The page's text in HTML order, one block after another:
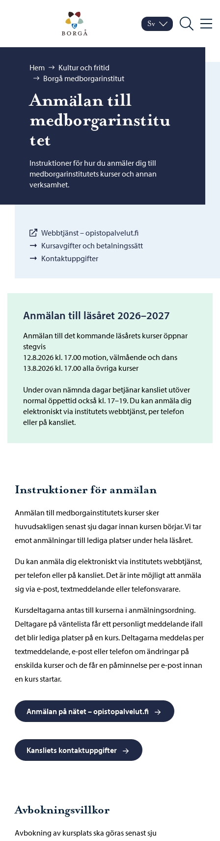
Porvoo – Gå till
Byt språk
Nuvarande språk:
Sv
Sök Meny
Bläddra:
Hem
Kultur och fritid
Borgå medborgarinstitut
Anmälan till
medborgarinstitu
tet
Instruktioner för hur du anmäler dig till
medborgarinstitutets kurser och annan
verksamhet.
Webbtjänst – opistopalvelut.fi
Kursavgifter och betalningssätt
Kontaktuppgifter
Anmälan till läsåret 2026–2027
Anmälan till det kommande läsårets kurser öppnar
stegvis
12.8.2026 kl. 17.00 motion, välmående och dans
13.8.2026 kl. 17.00 alla övriga kurser
Under ovan nämnda dagar betjänar kansliet utöver
normal öppettid också kl. 17–19. Du kan anmäla dig
elektroniskt via institutets webbtjänst, per telefon
eller på kansliet.
Instruktioner för anmälan
Anmälan till medborgainstitutets kurser sker
huvudsakligen senast sju dagar innan kursen börjar. Vi tar
emot anmälningar till lediga platser under hela läsåret.
Du kan anmäla dig elektroniskt via institutets webbtjänst,
per telefon eller på kansliet. Det är inte möjligt att anmäla
sig via e-post, textmeddelande eller telefonsvarare.
Kursdeltagarna antas till kurserna i anmälningsordning.
Deltagare på väntelista får ett personligt meddelande ifall
det blir lediga platser på en kurs. Deltagarna meddelas per
textmeddelande, e-post eller telefon om ändringar på
enskilda kurser och de får en påminnelse per e-post innan
en kurs startar.
Anmälan på nätet – opistopalvelut.fi
Kansliets kontaktuppgifter
Avbokningsvillkor
Avbokning av kursplats ska göras senast sju